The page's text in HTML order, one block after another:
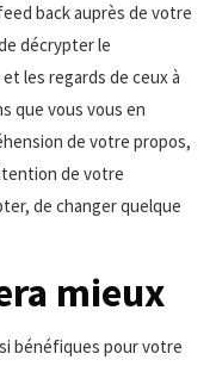
back auprès de votre
décrypter le
les regards de ceux à
que vous vous en
de votre propos,
de votre
de changer quelque
mieux
bénéfiques pour votre